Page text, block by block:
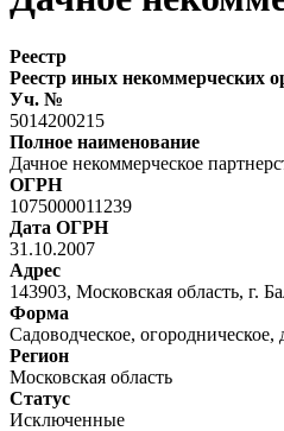
Реестр
Реестр иных некоммерческих
Уч. №
5014200215
Полное наименование
Дачное некоммерческое
ОГРН
1075000011239
Дата ОГРН
31.10.2007
Адрес
143903, Московская область, г.
Форма
Садоводческое, огородническое,
Регион
Московская область
Статус
Исключенные